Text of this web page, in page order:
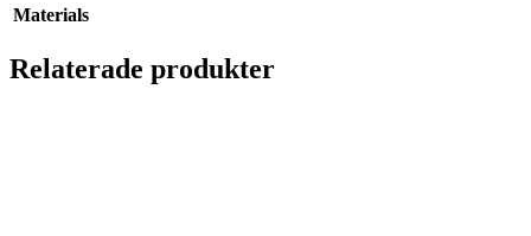
Materials
Relaterade produkter